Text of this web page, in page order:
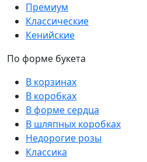
Премиум
Классические
Кенийские
По форме букета
В корзинах
В коробках
В форме сердца
В шляпных коробках
Недорогие розы
Классика